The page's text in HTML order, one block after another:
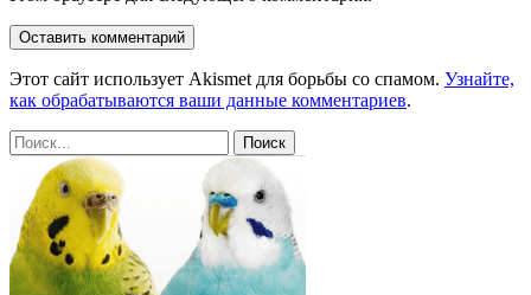
Этот сайт использует Akismet для борьбы со спамом. Узнайте,
как обрабатываются ваши данные комментариев.